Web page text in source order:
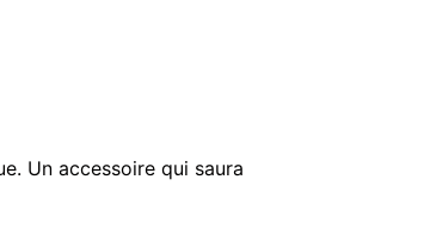
Un accessoire qui saura